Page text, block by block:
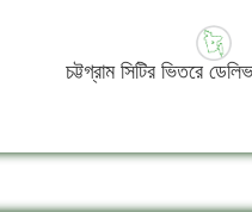
চট্টগ্রাম সিটির ভিতরে